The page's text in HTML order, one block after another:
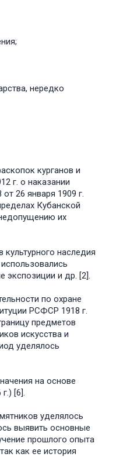
нередко
курганов и
г. о наказании
26 января 1909 г.
Кубанской
их
наследия
экспозиции и др. [2].
по охране
РСФСР 1918 г.
предметов
искусства и
уделялось
на основе
[6].
уделялось
выявить основные
прошлого опыта
как ее история